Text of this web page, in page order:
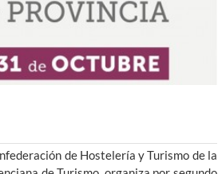
de Hostelería y Turismo de la